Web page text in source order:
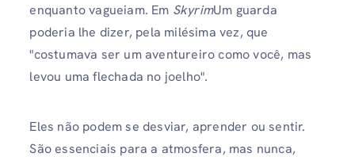
enquanto vagueiam. Em SkyrimUm guarda
poderia lhe dizer, pela milésima vez, que
"costumava ser um aventureiro como você, mas
levou uma flechada no joelho".
Eles não podem se desviar, aprender ou sentir.
São essenciais para a atmosfera, mas nunca,